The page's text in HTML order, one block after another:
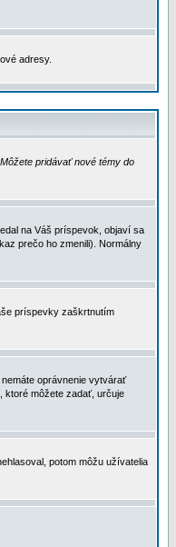
adresy.
Môžete pridávať nové témy do
na Váš príspevok, objaví sa
prečo ho zmenili). Normálny
príspevky zaškrtnutím
oprávnenie vytvárať
ktoré môžete zadať, určuje
potom môžu užívatelia